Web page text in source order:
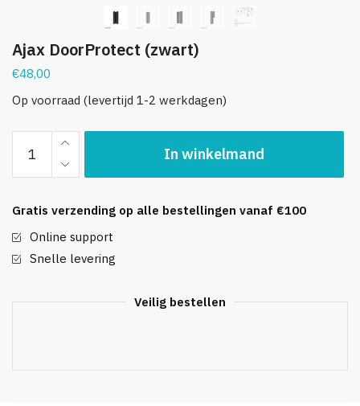
Ajax DoorProtect (zwart)
€48,00
Op voorraad (levertijd 1-2 werkdagen)
DoorProtect
(zwart)
In winkelmand
Gratis verzending op alle bestellingen vanaf €100
Online support
Snelle levering
Veilig bestellen